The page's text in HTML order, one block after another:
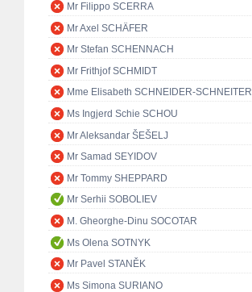
Mr Filippo SCERRA
Mr Axel SCHÄFER
Mr Stefan SCHENNACH
Mr Frithjof SCHMIDT
Mme Elisabeth SCHNEIDER-SCHNEITER
Ms Ingjerd Schie SCHOU
Mr Aleksandar ŠEŠELJ
Mr Samad SEYIDOV
Mr Tommy SHEPPARD
Mr Serhii SOBOLIEV
M. Gheorghe-Dinu SOCOTAR
Ms Olena SOTNYK
Mr Pavel STANĚK
Ms Simona SURIANO